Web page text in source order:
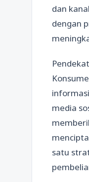
dan
dengan
media
satu